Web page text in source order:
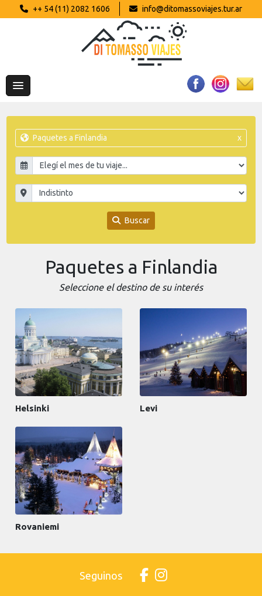
++ 54 (11) 2082 1606 info@ditomassoviajes.tur.ar
Paquetes a Finlandia x
Buscar
Paquetes a Finlandia
Seleccione el destino de su interés
Helsinki Levi
Rovaniemi
Seguinos